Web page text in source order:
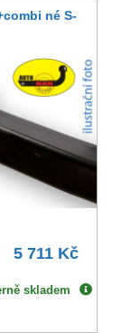
né S-
5 711 Kč
skladem